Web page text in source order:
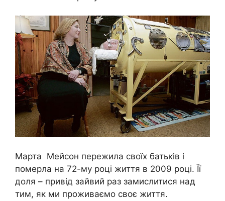
Марта Мейсон пережила своїх батьків і
померла на 72-му році життя в 2009 році. Її
доля – привід зайвий раз замислитися над
тим, як ми проживаємо своє життя.